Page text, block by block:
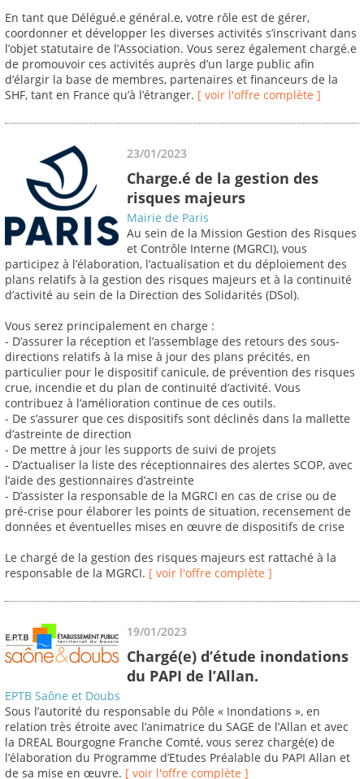
En tant que Délégué.e général.e, votre rôle est de gérer,
coordonner et développer les diverses activités s’inscrivant dans
l’objet statutaire de l’Association. Vous serez également chargé.e
de promouvoir ces activités auprès d’un large public afin
d’élargir la base de membres, partenaires et financeurs de la
SHF, tant en France qu’à l’étranger. [ voir l'offre complète ]
23/01/2023
Charge.é de la gestion des
risques majeurs
Mairie de Paris
Au sein de la Mission Gestion des Risques
et Contrôle Interne (MGRCI), vous
participez à l’élaboration, l’actualisation et du déploiement des
plans relatifs à la gestion des risques majeurs et à la continuité
d’activité au sein de la Direction des Solidarités (DSol).
Vous serez principalement en charge :
- D’assurer la réception et l’assemblage des retours des sous-
directions relatifs à la mise à jour des plans précités, en
particulier pour le dispositif canicule, de prévention des risques
crue, incendie et du plan de continuité d’activité. Vous
contribuez à l’amélioration continue de ces outils.
- De s’assurer que ces dispositifs sont déclinés dans la mallette
d’astreinte de direction
- De mettre à jour les supports de suivi de projets
- D’actualiser la liste des réceptionnaires des alertes SCOP, avec
l’aide des gestionnaires d’astreinte
- D’assister la responsable de la MGRCI en cas de crise ou de
pré-crise pour élaborer les points de situation, recensement de
données et éventuelles mises en œuvre de dispositifs de crise
Le chargé de la gestion des risques majeurs est rattaché à la
responsable de la MGRCI. [ voir l'offre complète ]
19/01/2023
Chargé(e) d’étude inondations
du PAPI de l’Allan.
EPTB Saône et Doubs
Sous l’autorité du responsable du Pôle « Inondations », en
relation très étroite avec l’animatrice du SAGE de l’Allan et avec
la DREAL Bourgogne Franche Comté, vous serez chargé(e) de
l’élaboration du Programme d’Etudes Préalable du PAPI Allan et
de sa mise en œuvre. [ voir l'offre complète ]